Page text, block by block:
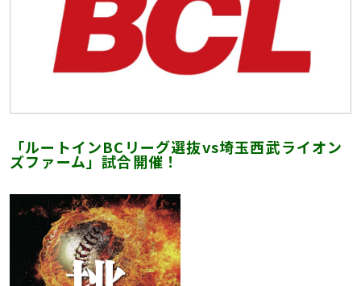
「ルートインBCリーグ選抜vs埼玉西武ライオン
ズファーム」試合開催！